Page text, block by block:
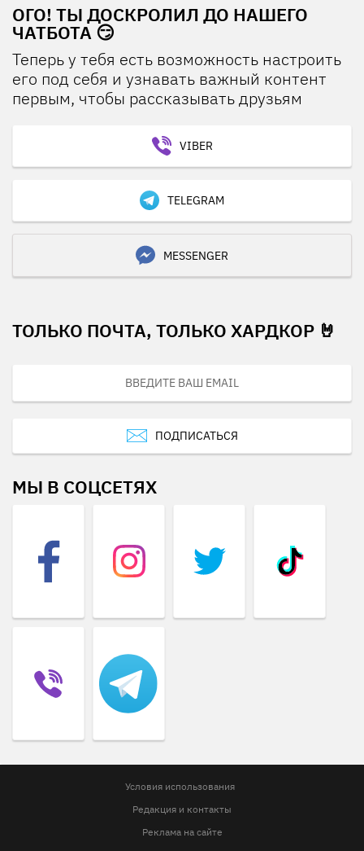
ОГО! ТЫ ДОСКРОЛИЛ ДО НАШЕГО
ЧАТБОТА 😏
Теперь у тебя есть возможность настроить
его под себя и узнавать важный контент
первым, чтобы рассказывать друзьям
VIBER
TELEGRAM
MESSENGER
ТОЛЬКО ПОЧТА, ТОЛЬКО ХАРДКОР 🤘
ПОДПИСАТЬСЯ
МЫ В СОЦСЕТЯХ
Условия использования
Редакция и контакты
Реклама на сайте